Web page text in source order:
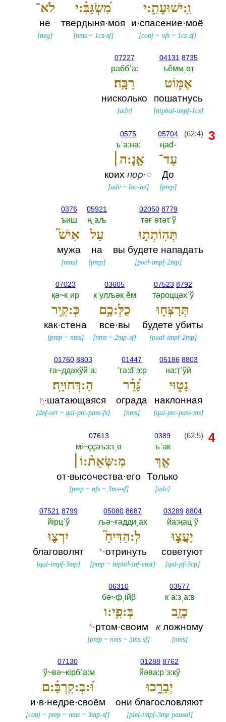
וִֽ:ישׁוּעָתִ֑:י
и·спасение·моё
[conj~ nfs~ 1cs-sf]
מִ֝שְׂגַּבִּ֗:י
твердыня·моя
[nms~ 1cs-sf]
לֹא־
не
[neg]
04131 8735
ъěммˌөҭ
אֶמּ֥וֹט
пошатнусь
[niphal-impf-1cs]
07227
раббˈа:‎
רַבָּֽה׃
нисколько
[adv]
(62:4)
05704
ңаđ-‎
עַד־
До
[prep]
0575
ъˈа:на:‎
אָ֤נָ:ה׀
коихпор·○
[adv~ loc-he]
02050 8779
тәғˈөτәτˈў
תְּהֽוֹתְת֣וּ
вы будете нападать
[poel-impf-2mp]
05921
ңˌаљ
עַל
на
[prep]
0376
ъиш
אִישׁ֮
мужа
[nms]
07523 8792
тәроццәхˈў
תְּרָצְּח֪וּ
будете убиты
[pual-impf-2mp]
03605
кˈулљәкˌěм
כֻלְּ:כֶ֥ם
все·вы
[nms ~2mp-sf]
07023
қә~кˌир
כְּ:קִ֥יר
как·стена
[prep~ nms]
05186 8803
на:ҭˈўй
נָט֑וּי
наклонная
[qal-ptc-pass-ms]
01447
ˈга:đˈэ:р
גָּ֝דֵ֗ר
ограда
[nms]
01760 8803
ға~ддәхўйˈа:‎
הַ:דְּחוּיָֽה׃
ђ·шатающаяся
[def-art ~qal-ptc-pass-fs]
3
(62:5)
0389
ъˈак
אַ֤ךְ
Только
[adv]
07613
мi~ççәъэ:τˌө
מִ:שְּׂאֵת֨:וֹ׀
от·высочества·его
[prep~ nfs~ 3ms-sf]
03289 8804
йа:ңацˈў
יָעֲצ֣וּ
советуют
[qal-pf-3cp]
05080 8687
љә~ғаддиˌах
לְ:הַדִּיחַ֮
*·отринуть
[prep ~hiphil-inf-cnst]
07521 8799
йiрцˈў
יִרְצ֪וּ
благоволят
[qal-impf-3mp]
03577
кˈа:зˌа:в
כָזָ֥ב
кложному
[nms]
06310
бә~фˌiйβ
בְּ:פִ֥י:ו
*·ртом·своим
[prep ~nms ~3ms-sf]
01288 8762
йәва:рˈэ:кў
יְבָרֵ֑כוּ
они благословляют
[piel-impf-3mp pausal]
07130
ˈў~вә~кiрбˈа:м
וּ֝:בְ:קִרְבָּ֗:ם
и·в·недре·своём
[conj ~prep ~nms ~3mp-sf]
4